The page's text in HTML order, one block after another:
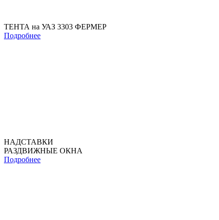
ТЕНТА на УАЗ 3303 ФЕРМЕР
Подробнее
НАДСТАВКИ
РАЗДВИЖНЫЕ ОКНА
Подробнее